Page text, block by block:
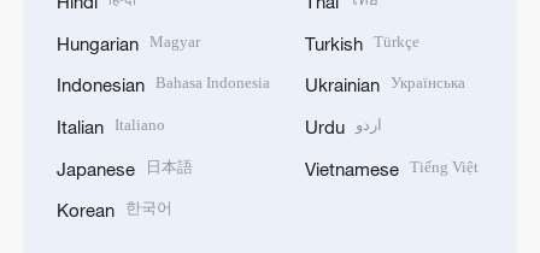
Hungarian Magyar
Indonesian Bahasa Indonesia
Italian Italiano
Japanese 日本語
Korean 한국어
Turkish Türkçe
Ukrainian Українська
Urdu اردو
Vietnamese Tiếng Việt